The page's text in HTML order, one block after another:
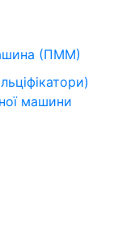
(ПММ)
машини